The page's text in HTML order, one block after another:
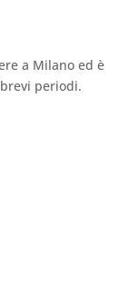
a Milano ed è
periodi.